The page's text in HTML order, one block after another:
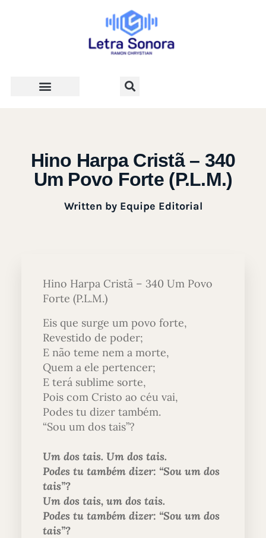
Hino Harpa Cristã – 340
Um Povo Forte (P.L.M.)
Written byEquipe Editorial
Hino Harpa Cristã – 340 Um Povo
Forte (P.L.M.)
Eis que surge um povo forte,
Revestido de poder;
E não teme nem a morte,
Quem a ele pertencer;
E terá sublime sorte,
Pois com Cristo ao céu vai,
Podes tu dizer também.
“Sou um dos tais”?
Um dos tais. Um dos tais.
Podes tu também dizer: “Sou um dos
tais”?
Um dos tais, um dos tais.
Podes tu também dizer: “Sou um dos
tais”?